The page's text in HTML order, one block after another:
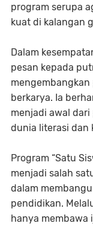
program serupa
kuat di kalangan
Dalam
pesan kepada
berkarya. Ia
menjadi awal
dunia literasi dan
Program “Satu
menjadi salah
dalam
pendidikan.
hanya membawa